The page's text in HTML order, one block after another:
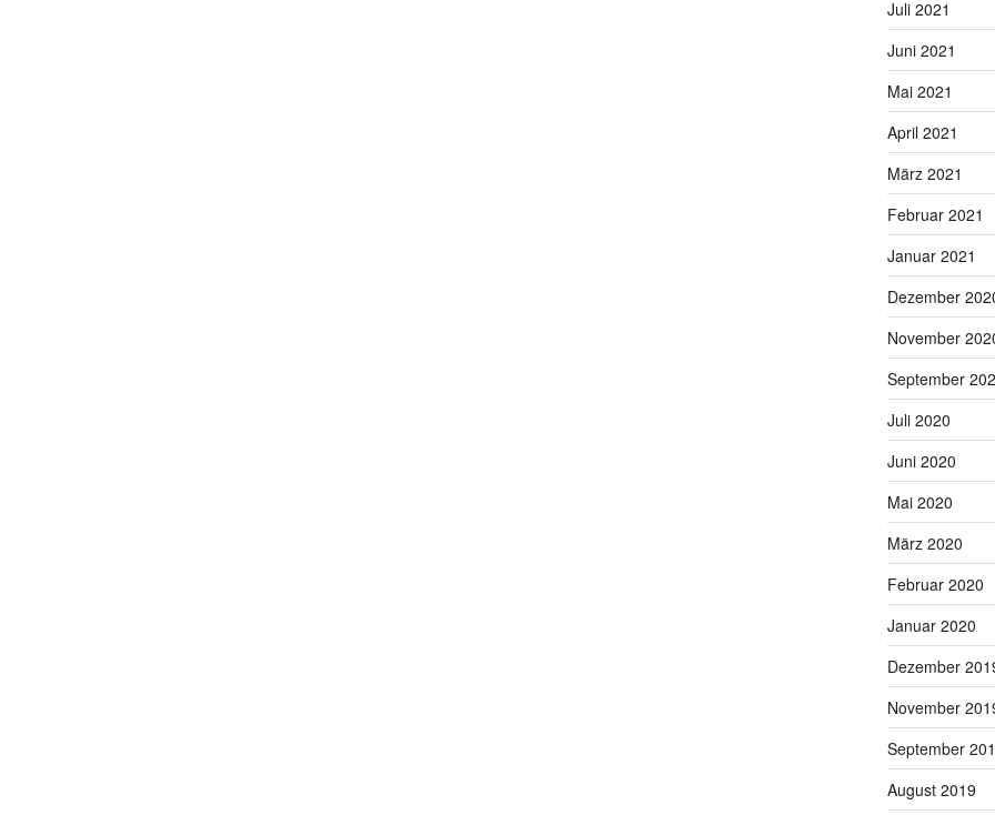
Juli 2021
Juni 2021
Mai 2021
April 2021
März 2021
Februar 2021
Januar 2021
Dezember
November
September
Juli 2020
Juni 2020
Mai 2020
März 2020
Februar 2020
Januar 2020
Dezember
November
September
August 2019